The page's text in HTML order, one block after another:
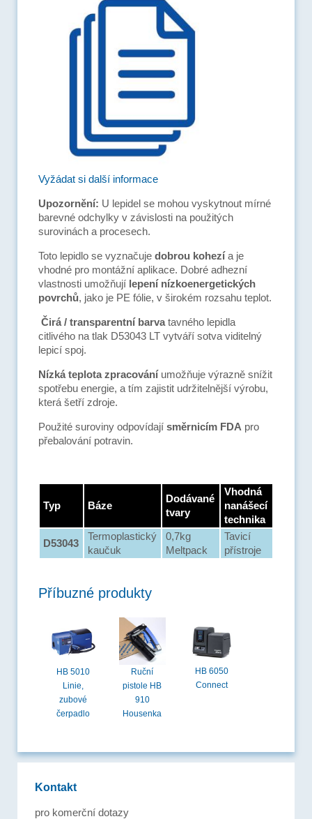
Vyžádat si další informace
Upozornění: U lepidel se mohou vyskytnout mírné
barevné odchylky v závislosti na použitých
surovinách a procesech.
Toto lepidlo se vyznačuje dobrou kohezía je
vhodné pro montážní aplikace. Dobré adhezní
vlastnosti umožňují lepení nízkoenergetických
povrchů, jako je PE fólie, v širokém rozsahu teplot.
Čirá / transparentní barvatavného lepidla
citlivého na tlak D53043 LT vytváří sotva viditelný
lepicí spoj.
Nízká teplota zpracováníumožňuje výrazně snížit
spotřebu energie, a tím zajistit udržitelnější výrobu,
která šetří zdroje.
Použité suroviny odpovídají směrnicím FDA pro
přebalování potravin.
Typ Báze
Dodávané
tvary
Vhodná
nanášecí
technika
D53043
Termoplastický
kaučuk
0,7kg
Meltpack
Tavicí
přístroje
Příbuzné produkty
HB 5010
Linie,
zubové
čerpadlo
Ruční
pistole HB
910
Housenka
HB 6050
Connect
Kontakt
pro komerční dotazy